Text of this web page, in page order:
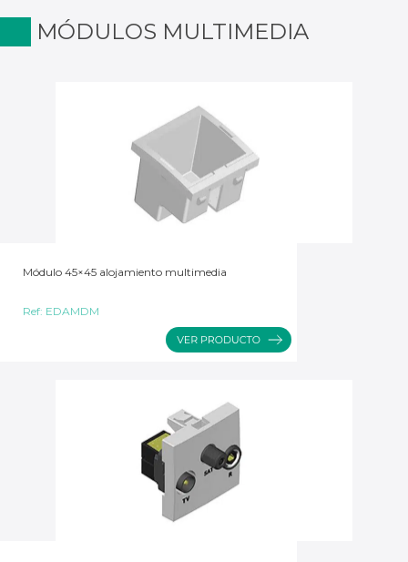
MÓDULOS MULTIMEDIA
Módulo 45×45 alojamiento multimedia
Ref: EDAMDM